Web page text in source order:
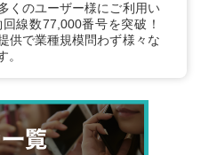
くのユーザー様にご利用い
線数77,000番号を突破！
供で業種規模問わず様々な
。